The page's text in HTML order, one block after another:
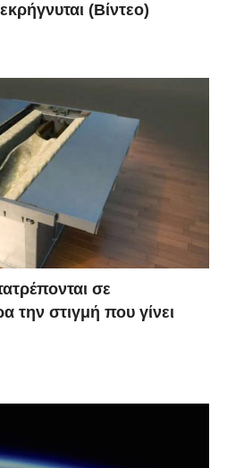
(Βίντεο)
σε
την στιγμή που γίνει